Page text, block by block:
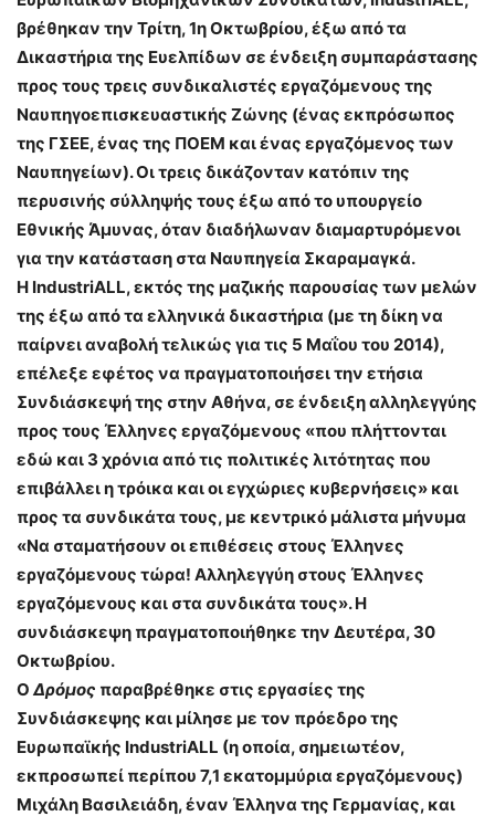
βρέθηκαν την Τρίτη, 1η Οκτωβρίου, έξω από τα
Δικαστήρια της Ευελπίδων σε ένδειξη συμπαράστασης
προς τους τρεις συνδικαλιστές εργαζόμενους της
Ναυπηγοεπισκευαστικής Ζώνης (ένας εκπρόσωπος
της ΓΣΕΕ, ένας της ΠΟΕΜ και ένας εργαζόμενος των
Ναυπηγείων). Οι τρεις δικάζονταν κατόπιν της
περυσινής σύλληψής τους έξω από το υπουργείο
Εθνικής Άμυνας, όταν διαδήλωναν διαμαρτυρόμενοι
για την κατάσταση στα Ναυπηγεία Σκαραμαγκά.
Η IndustriALL, εκτός της μαζικής παρουσίας των μελών
της έξω από τα ελληνικά δικαστήρια (με τη δίκη να
παίρνει αναβολή τελικώς για τις 5 Μαΐου του 2014),
επέλεξε εφέτος να πραγματοποιήσει την ετήσια
Συνδιάσκεψή της στην Αθήνα, σε ένδειξη αλληλεγγύης
προς τους Έλληνες εργαζόμενους «που πλήττονται
εδώ και 3 χρόνια από τις πολιτικές λιτότητας που
επιβάλλει η τρόικα και οι εγχώριες κυβερνήσεις» και
προς τα συνδικάτα τους, με κεντρικό μάλιστα μήνυμα
«Να σταματήσουν οι επιθέσεις στους Έλληνες
εργαζόμενους τώρα! Αλληλεγγύη στους Έλληνες
εργαζόμενους και στα συνδικάτα τους». Η
συνδιάσκεψη πραγματοποιήθηκε την Δευτέρα, 30
Οκτωβρίου.
Ο Δρόμος παραβρέθηκε στις εργασίες της
Συνδιάσκεψης και μίλησε με τον πρόεδρο της
Ευρωπαϊκής IndustriALL (η οποία, σημειωτέον,
εκπροσωπεί περίπου 7,1 εκατομμύρια εργαζόμενους)
Μιχάλη Βασιλειάδη, έναν Έλληνα της Γερμανίας, και